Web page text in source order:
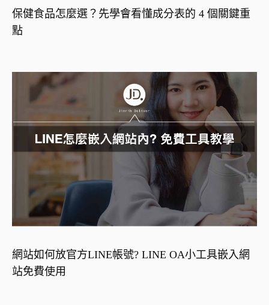
保健食品怎麼選？先學會看懂成分表的 4 個關鍵重
點
網站如何放官方LINE帳號? LINE OA小工具嵌入網
站免費使用